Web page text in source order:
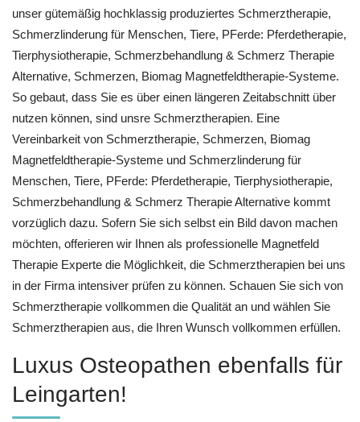
unser gütemäßig hochklassig produziertes Schmerztherapie,
Schmerzlinderung für Menschen, Tiere, PFerde: Pferdetherapie,
Tierphysiotherapie, Schmerzbehandlung & Schmerz Therapie
Alternative, Schmerzen, Biomag Magnetfeldtherapie-Systeme.
So gebaut, dass Sie es über einen längeren Zeitabschnitt über
nutzen können, sind unsre Schmerztherapien. Eine
Vereinbarkeit von Schmerztherapie, Schmerzen, Biomag
Magnetfeldtherapie-Systeme und Schmerzlinderung für
Menschen, Tiere, PFerde: Pferdetherapie, Tierphysiotherapie,
Schmerzbehandlung & Schmerz Therapie Alternative kommt
vorzüglich dazu. Sofern Sie sich selbst ein Bild davon machen
möchten, offerieren wir Ihnen als professionelle Magnetfeld
Therapie Experte die Möglichkeit, die Schmerztherapien bei uns
in der Firma intensiver prüfen zu können. Schauen Sie sich von
Schmerztherapie vollkommen die Qualität an und wählen Sie
Schmerztherapien aus, die Ihren Wunsch vollkommen erfüllen.
Luxus Osteopathen ebenfalls für
Leingarten!